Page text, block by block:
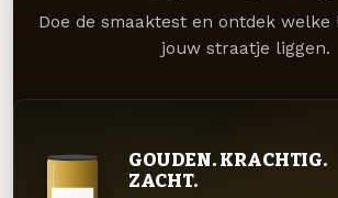
Doe de smaaktest en ontdek
jouw straatje liggen.
GOUDEN. KRACHTIG.
ZACHT.